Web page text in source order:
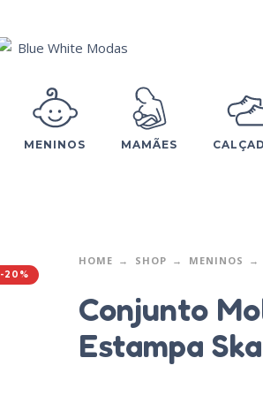
MENINOS MAMÃES
-20%
HOME SHOP MENINOS
Conjunto
Estampa